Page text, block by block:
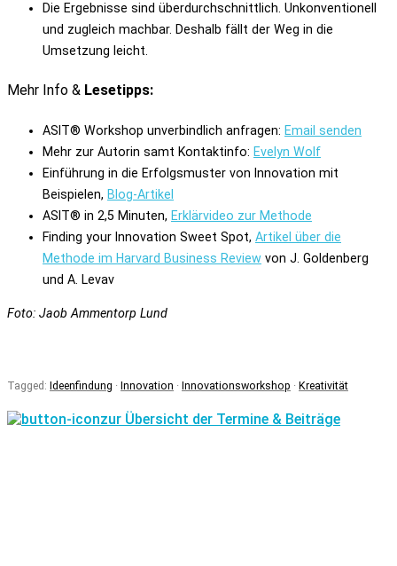
Die Ergebnisse sind überdurchschnittlich. Unkonventionell
und zugleich machbar. Deshalb fällt der Weg in die
Umsetzung leicht.
Mehr Info & Lesetipps:
ASIT® Workshop unverbindlich anfragen: Email senden
Mehr zur Autorin samt Kontaktinfo: Evelyn Wolf
Einführung in die Erfolgsmuster von Innovation mit
Beispielen, Blog-Artikel
ASIT® in 2,5 Minuten, Erklärvideo zur Methode
Finding your Innovation Sweet Spot, Artikel über die
Methode im Harvard Business Review von J. Goldenberg
und A. Levav
Foto: Jaob Ammentorp Lund
Tagged: Ideenfindung · Innovation · Innovationsworkshop · Kreativität
zur Übersicht der Termine & Beiträge